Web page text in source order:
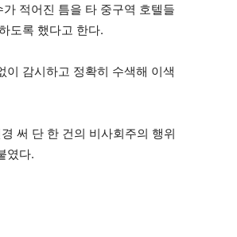
적어진 틈을 타 중구역 호텔들
도록 했다고 한다.
감시하고 정확히 수색해 이색
써 단 한 건의 비사회주의 행위
였다.